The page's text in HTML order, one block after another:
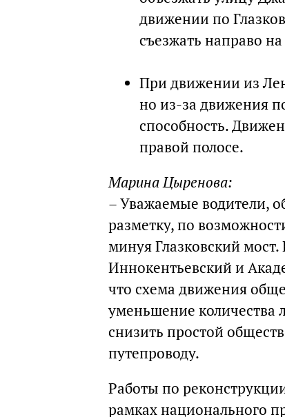
движении по
съезжать направо
При движении из
но из-за движения
способность.
правой полосе.
Марина Цыренова:
– Уважаемые водители,
разметку, по
минуя Глазковский мост.
Иннокентьевский и
что схема движения
уменьшение количества
снизить простой
путепроводу.
Работы по
рамках национального